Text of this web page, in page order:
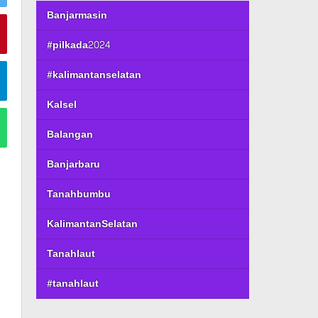
Banjarmasin
#pilkada2024
#kalimantanselatan
Kalsel
Balangan
Banjarbaru
Tanahbumbu
KalimantanSelatan
Tanahlaut
#tanahlaut